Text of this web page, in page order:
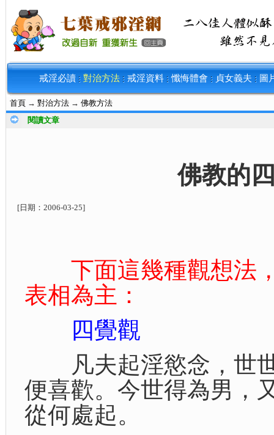
戒淫必讀 對治方法 戒淫資料 懺悔體會 貞女義夫 圖
首頁 → 對治方法 → 佛教方法
閱讀文章
佛教的
[日期： 2006-03-25]
下面這幾種觀想法
表相為主：
四覺觀
凡夫起淫慾念，世世
便喜歡。今世得為男，
從何處起。